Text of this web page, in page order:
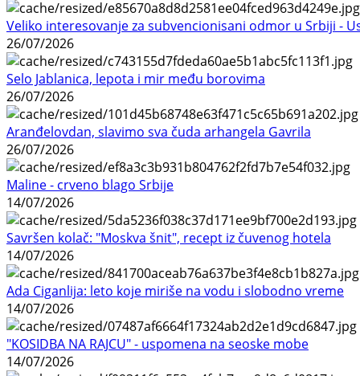
Veliko interesovanje za subvencionisani odmor u Srbiji -
26/07/2026
Selo Jablanica, lepota i mir među borovima
26/07/2026
Aranđelovdan, slavimo sva čuda arhangela Gavrila
26/07/2026
Maline - crveno blago Srbije
14/07/2026
Savršen kolač: "Moskva šnit", recept iz čuvenog hotela
14/07/2026
Ada Ciganlija: leto koje miriše na vodu i slobodno vreme
14/07/2026
"KOSIDBA NA RAJCU" - uspomena na seoske mobe
14/07/2026